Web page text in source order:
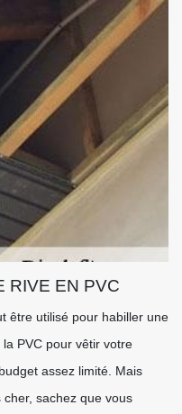
RIVE EN PVC
être utilisé pour habiller une
PVC pour vêtir votre
assez limité. Mais
sachez que vous